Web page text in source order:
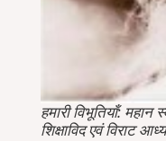
हमारी विभूतियाँ: महान
शिक्षाविद एवं विराट